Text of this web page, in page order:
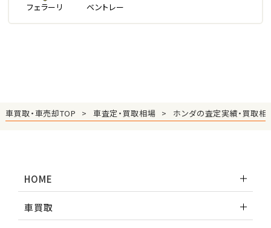
フェラーリ ベントレー
車買取・車売却TOP 車査定・買取相場 ホンダの査定実績・買取相
HOME
車買取